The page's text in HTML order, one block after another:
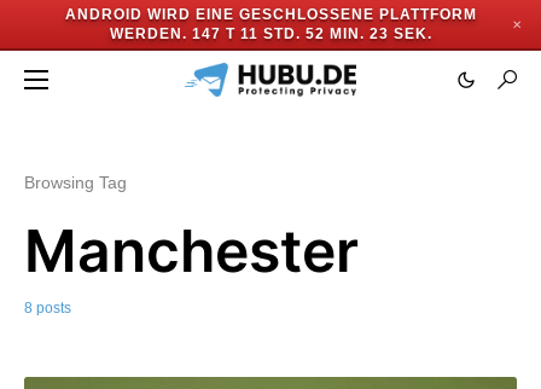
ANDROID WIRD EINE GESCHLOSSENE PLATTFORM
WERDEN. 147 T 11 STD. 52 MIN. 22 SEK.
✕
Browsing Tag
Manchester
8 posts